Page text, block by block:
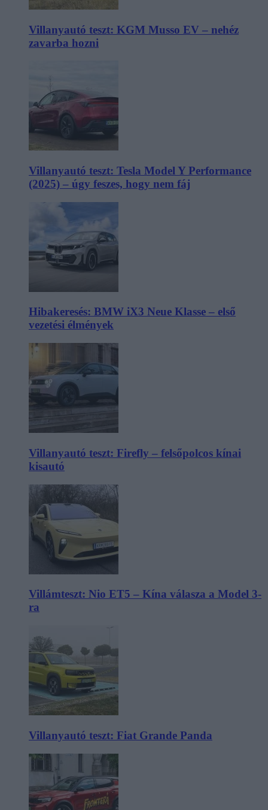
Villanyautó teszt: KGM Musso EV – nehéz
zavarba hozni
Villanyautó teszt: Tesla Model Y Performance
(2025) – úgy feszes, hogy nem fáj
Hibakeresés: BMW iX3 Neue Klasse – első
vezetési élmények
Villanyautó teszt: Firefly – felsőpolcos kínai
kisautó
Villámteszt: Nio ET5 – Kína válasza a Model 3-
ra
Villanyautó teszt: Fiat Grande Panda